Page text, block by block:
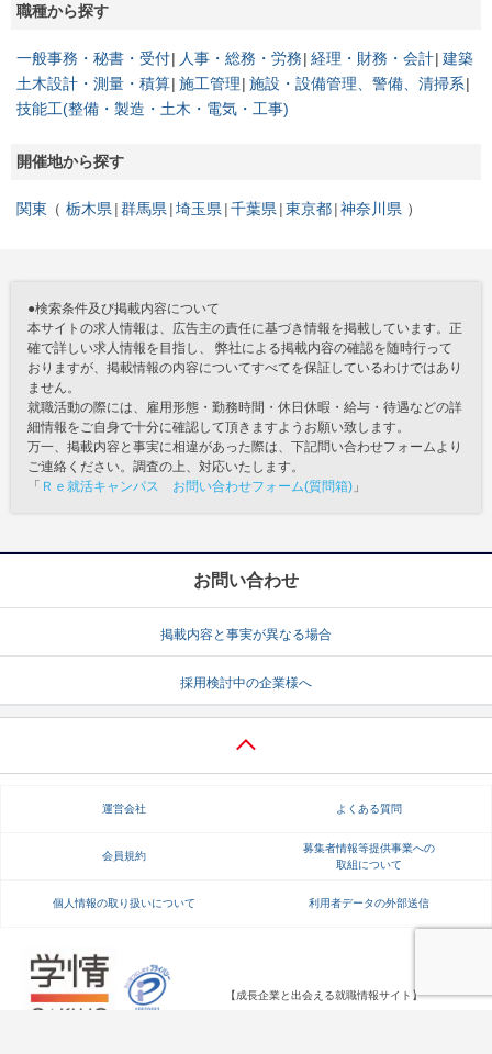
職種から探す
一般事務・秘書・受付 人事・総務・労務 経理・財務・会計 建築
土木設計・測量・積算 施工管理 施設・設備管理、警備、清掃系
技能工(整備・製造・土木・電気・工事)
開催地から探す
関東 栃木県 群馬県 埼玉県 千葉県 東京都 神奈川県
●検索条件及び掲載内容について
本サイトの求人情報は、広告主の責任に基づき情報を掲載しています。正
確で詳しい求人情報を目指し、 弊社による掲載内容の確認を随時行って
おりますが、掲載情報の内容についてすべてを保証しているわけではあり
ません。
就職活動の際には、雇用形態・勤務時間・休日休暇・給与・待遇などの詳
細情報をご自身で十分に確認して頂きますようお願い致します。
万一、掲載内容と事実に相違があった際は、下記問い合わせフォームより
ご連絡ください。調査の上、対応いたします。
「 Ｒｅ就活キャンパス お問い合わせフォーム(質問箱) 」
お問い合わせ
掲載内容と事実が異なる場合
採用検討中の企業様へ
運営会社 よくある質問
会員規約
募集者情報等提供事業への
取組について
個人情報の取り扱いについて 利用者データの外部送信
【成長企業と出会える就職情報サイト】